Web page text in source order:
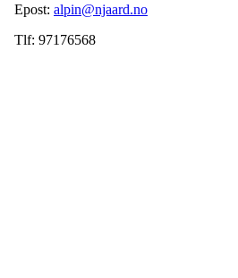
Epost: alpin@njaard.no
Tlf: 97176568